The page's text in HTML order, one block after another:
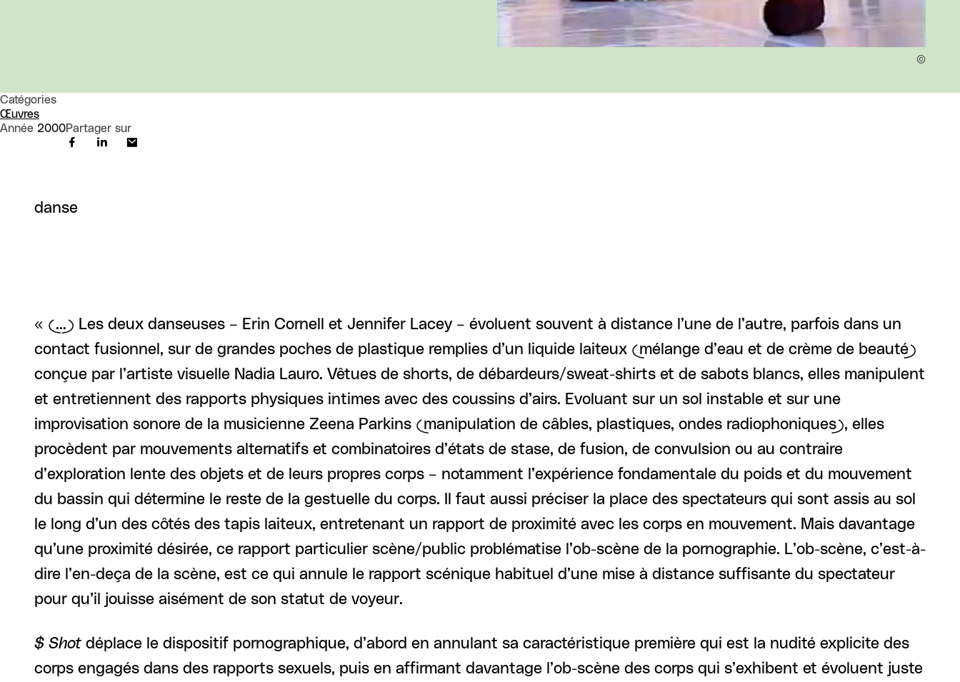
Catégories
Œuvres
Année 2000Partager sur
danse
« (…) Les deux danseuses – Erin Cornell et Jennifer Lacey – évoluent souvent à distance l’une de l’autre, parfois dans un
contact fusionnel, sur de grandes poches de plastique remplies d’un liquide laiteux (mélange d’eau et de crème de beauté)
conçue par l’artiste visuelle Nadia Lauro. Vêtues de shorts, de débardeurs/sweat-shirts et de sabots blancs, elles manipulent
et entretiennent des rapports physiques intimes avec des coussins d’airs. Evoluant sur un sol instable et sur une
improvisation sonore de la musicienne Zeena Parkins (manipulation de câbles, plastiques, ondes radiophoniques), elles
procèdent par mouvements alternatifs et combinatoires d’états de stase, de fusion, de convulsion ou au contraire
d’exploration lente des objets et de leurs propres corps – notamment l’expérience fondamentale du poids et du mouvement
du bassin qui détermine le reste de la gestuelle du corps. Il faut aussi préciser la place des spectateurs qui sont assis au sol
le long d’un des côtés des tapis laiteux, entretenant un rapport de proximité avec les corps en mouvement. Mais davantage
qu’une proximité désirée, ce rapport particulier scène/public problématise l’ob-scène de la pornographie. L’ob-scène, c’est-à-
dire l’en-deça de la scène, est ce qui annule le rapport scénique habituel d’une mise à distance suffisante du spectateur
pour qu’il jouisse aisément de son statut de voyeur.
$ Shot déplace le dispositif pornographique, d’abord en annulant sa caractéristique première qui est la nudité explicite des
corps engagés dans des rapports sexuels, puis en affirmant davantage l’ob-scène des corps qui s’exhibent et évoluent juste